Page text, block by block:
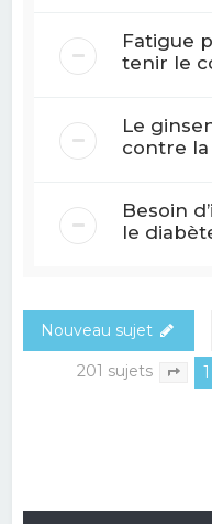
Fatigue
tenir le
Le
contre
Besoin
le
Nouveau sujet
201 sujets 1